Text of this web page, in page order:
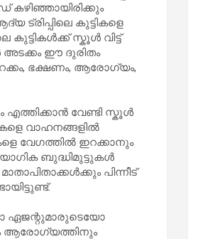
കഴിഞ്ഞായിരിക്കും
കുട്ടികളെ
സ്കൂൾ വിട്ട്
അടക്കം ഈ ദുരിതം
ഭക്ഷണം, ആരോഗ്യം,
വേണ്ടി സ്കൂൾ
വാഹനങ്ങളിൽ
വേഗത്തിൽ ഇറക്കാനും
ബുദ്ധിമുട്ടുകൾ
പിന്നീട്
ഏജന്റുമാരുടെയോ
ആരോഗ്യത്തിനും